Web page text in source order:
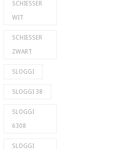
SCHIESSER
WIT
SCHIESSER
ZWART
SLOGGI
SLOGGI 38
SLOGGI
6308
SLOGGI